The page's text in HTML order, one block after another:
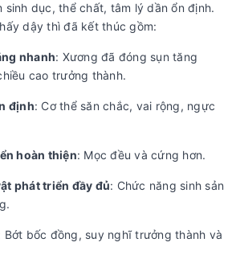
dục, thể chất, tâm lý dần ổn định.
dậy thì đã kết thúc gồm:
nhanh: Xương đã đóng sụn tăng
cao trưởng thành.
định: Cơ thể săn chắc, vai rộng, ngực
hoàn thiện: Mọc đều và cứng hơn.
phát triển đầy đủ: Chức năng sinh sản
Bớt bốc đồng, suy nghĩ trưởng thành và